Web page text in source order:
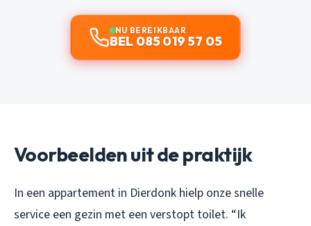
NU BEREIKBAAR
BEL 085 019 57 05
Voorbeelden uit de praktijk
In een appartement in Dierdonk hielp onze snelle
service een gezin met een verstopt toilet. “Ik